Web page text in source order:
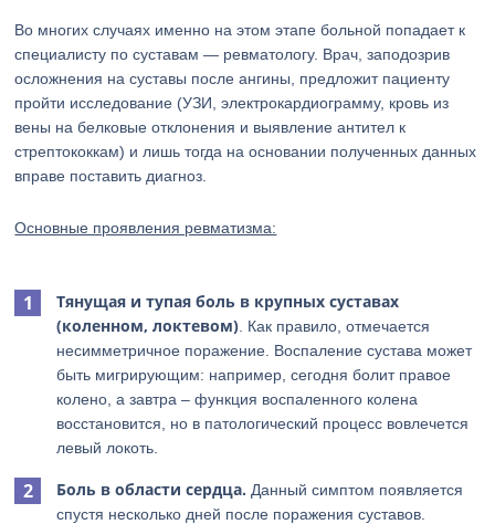
Во многих случаях именно на этом этапе больной попадает к
специалисту по суставам — ревматологу. Врач, заподозрив
осложнения на суставы после ангины, предложит пациенту
пройти исследование (УЗИ, электрокардиограмму, кровь из
вены на белковые отклонения и выявление антител к
стрептококкам) и лишь тогда на основании полученных данных
вправе поставить диагноз.
Основные проявления ревматизма:
Тянущая и тупая боль в крупных суставах
(коленном, локтевом) . Как правило, отмечается
несимметричное поражение. Воспаление сустава может
быть мигрирующим: например, сегодня болит правое
колено, а завтра – функция воспаленного колена
восстановится, но в патологический процесс вовлечется
левый локоть.
Боль в области сердца. Данный симптом появляется
спустя несколько дней после поражения суставов.